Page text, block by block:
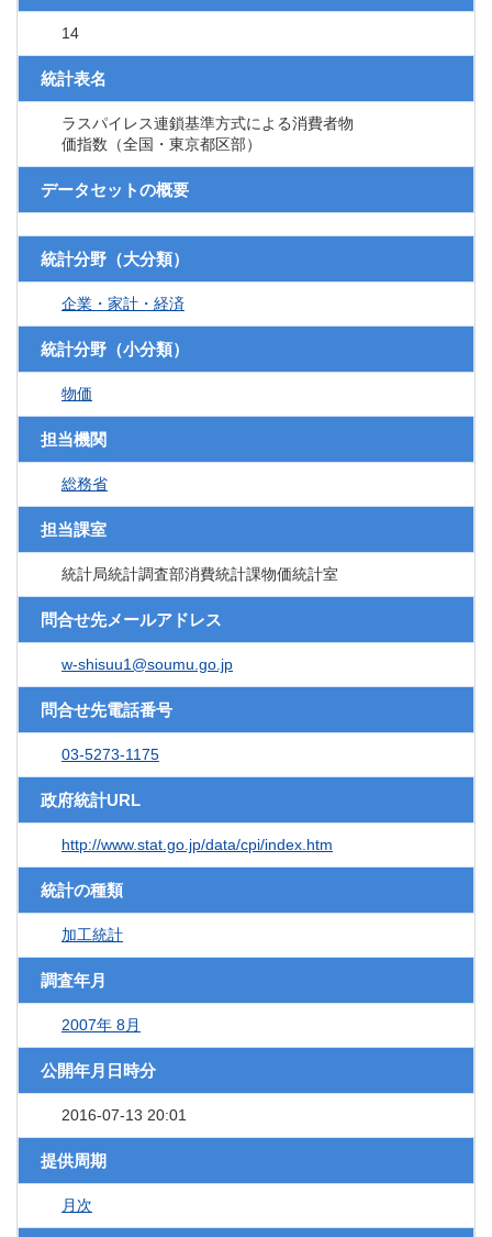
14
統計表名
ラスパイレス連鎖基準方式による消費者物
価指数（全国・東京都区部）
データセットの概要
統計分野（大分類）
企業・家計・経済
統計分野（小分類）
物価
担当機関
総務省
担当課室
統計局統計調査部消費統計課物価統計室
問合せ先メールアドレス
w-shisuu1@soumu.go.jp
問合せ先電話番号
03-5273-1175
政府統計URL
http://www.stat.go.jp/data/cpi/index.htm
統計の種類
加工統計
調査年月
2007年 8月
公開年月日時分
2016-07-13 20:01
提供周期
月次